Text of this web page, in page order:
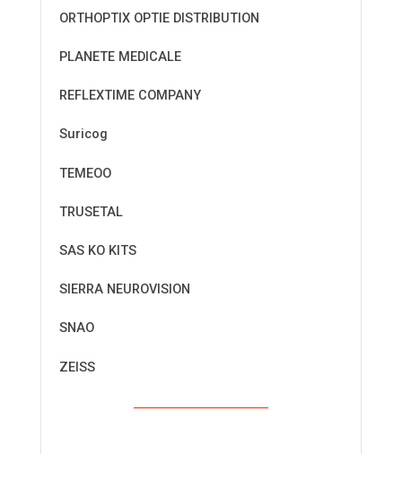
ORTHOPTIX OPTIE DISTRIBUTION
PLANETE MEDICALE
REFLEXTIME COMPANY
Suricog
TEMEOO
TRUSETAL
SAS KO KITS
SIERRA NEUROVISION
SNAO
ZEISS